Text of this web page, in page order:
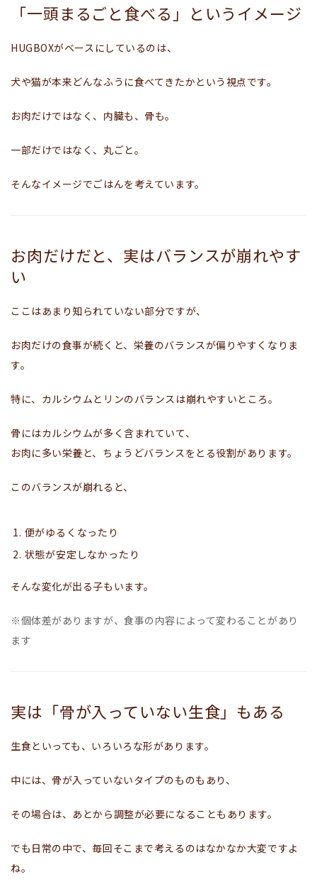
「一頭まるごと食べる」というイメージ
HUGBOXがベースにしているのは、
犬や猫が本来どんなふうに食べてきたかという視点です。
お肉だけではなく、内臓も、骨も。
一部だけではなく、丸ごと。
そんなイメージでごはんを考えています。
お肉だけだと、実はバランスが崩れやす
い
ここはあまり知られていない部分ですが、
お肉だけの食事が続くと、栄養のバランスが偏りやすくなりま
す。
特に、カルシウムとリンのバランスは崩れやすいところ。
骨にはカルシウムが多く含まれていて、
お肉に多い栄養と、ちょうどバランスをとる役割があります。
このバランスが崩れると、
便がゆるくなったり
状態が安定しなかったり
そんな変化が出る子もいます。
※個体差がありますが、食事の内容によって変わることがあり
ます
実は「骨が入っていない生食」もある
生食といっても、いろいろな形があります。
中には、骨が入っていないタイプのものもあり、
その場合は、あとから調整が必要になることもあります。
でも日常の中で、毎回そこまで考えるのはなかなか大変ですよ
ね。